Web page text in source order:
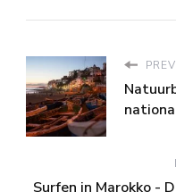
Surfen in Marokko -